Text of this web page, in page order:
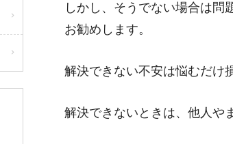
しかし、そうでない場合は問
お勧めします。
解決できない不安は悩むだけ
解決できないときは、他人や